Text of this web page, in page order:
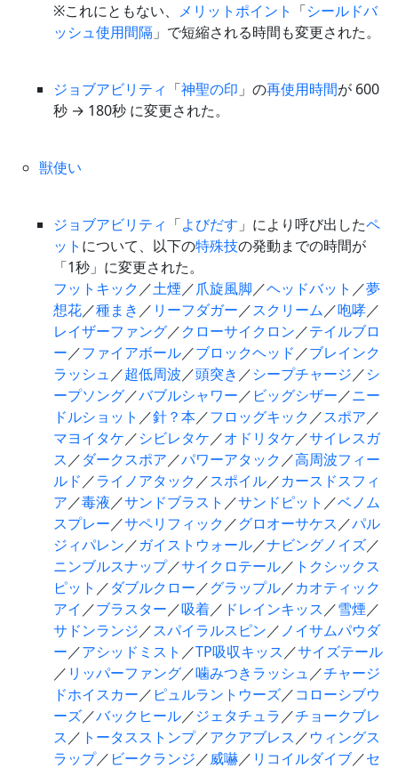
※これにともない、 メリットポイント 「シールドバ
ッシュ使用間隔 」で短縮される時間も変更された。
ジョブアビリティ 「神聖の印 」の再使用時間が 600
秒 → 180秒 に変更された。
獣使い
ジョブアビリティ 「よびだす 」により呼び出したペ
ット について、以下の特殊技の発動までの時間が
「1秒」に変更された。
フットキック ／土煙／爪旋風脚／ヘッドバット ／夢
想花／種まき ／ リーフダガー／スクリーム／咆哮／
レイザーファング／クローサイクロン／テイルブロ
ー／ファイアボール／ブロックヘッド ／ブレインク
ラッシュ ／超低周波／頭突き ／シープチャージ／シ
ープソング／バブルシャワー／ ビッグシザー／ニー
ドルショット ／針？本／フロッグキック ／スポア／
マヨイタケ／シビレタケ／オドリタケ／サイレスガ
ス ／ダークスポア／パワーアタック ／高周波フィー
ルド ／ライノアタック ／スポイル／カースドスフィ
ア／毒液／サンドブラスト ／サンドピット ／ベノム
スプレー／サペリフィック ／グロオーサケス ／パル
ジィパレン／ガイストウォール／ナビングノイズ／
ニンブルスナップ／サイクロテール／ トクシックス
ピット ／ダブルクロー／グラップル／カオティック
アイ ／ブラスター／吸着／ ドレインキッス ／雪煙／
サドンランジ／スパイラルスピン／ ノイサムパウダ
ー／アシッドミスト ／TP吸収キッス ／サイズテール
／ リッパーファング／噛みつきラッシュ ／チャージ
ドホイスカー／ ピュルラントウーズ／コローシブウ
ーズ／バックヒール／ジェタチュラ ／チョークブレ
ス ／ トータスストンプ／アクアブレス ／ウィングス
ラップ／ ビークランジ／威嚇／ リコイルダイブ／セ